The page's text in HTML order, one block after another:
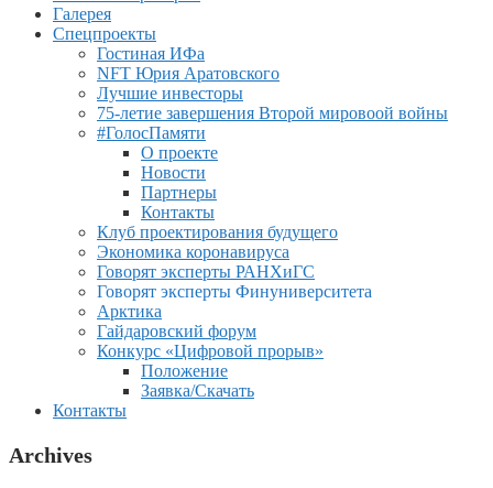
Галерея
Спецпроекты
Гостиная ИФа
NFT Юрия Аратовского
Лучшие инвесторы
75-летие завершения Второй мировоой войны
#ГолосПамяти
О проекте
Новости
Партнеры
Контакты
Клуб проектирования будущего
Экономика коронавируса
Говорят эксперты РАНХиГС
Говорят эксперты Финуниверситета
Арктика
Гайдаровский форум
Конкурс «Цифровой прорыв»
Положение
Заявка/Скачать
Контакты
Archives